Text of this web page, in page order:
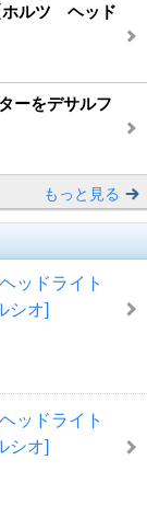
ホルツ ヘッド
ーをデサルフ
もっと見る
ッドライト
シオ]
ッドライト
シオ]